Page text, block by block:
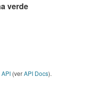
verde
API (verAPI Docs).